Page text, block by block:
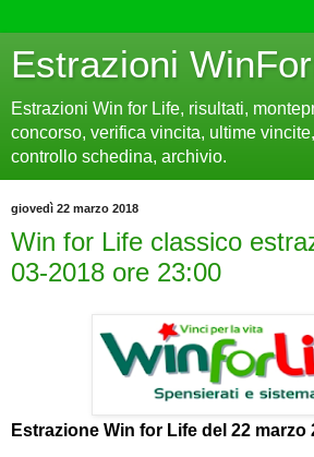
Estrazioni
Estrazioni Win for Life, risultati,
concorso, verifica vincita, ultime
controllo schedina, archivio.
giovedì 22 marzo 2018
Win for Life classico
03-2018 ore 23:00
Estrazione Win for Life del 22 marzo